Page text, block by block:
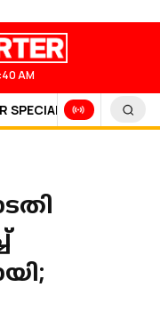
AM
R SPECIAL SPORTS